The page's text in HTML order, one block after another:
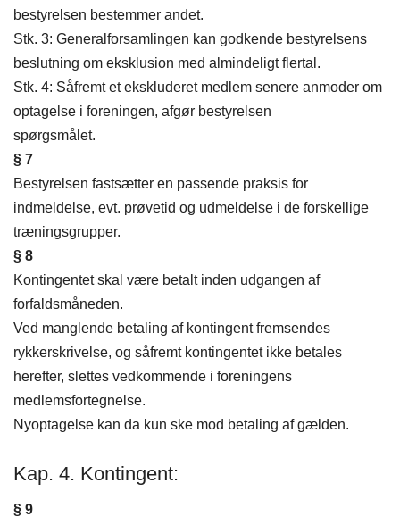
bestyrelsen bestemmer andet.
Stk. 3: Generalforsamlingen kan godkende bestyrelsens
beslutning om eksklusion med almindeligt flertal.
Stk. 4: Såfremt et ekskluderet medlem senere anmoder om
optagelse i foreningen, afgør bestyrelsen
spørgsmålet.
§ 7
Bestyrelsen fastsætter en passende praksis for
indmeldelse, evt. prøvetid og udmeldelse i de forskellige
træningsgrupper.
§ 8
Kontingentet skal være betalt inden udgangen af
forfaldsmåneden.
Ved manglende betaling af kontingent fremsendes
rykkerskrivelse, og såfremt kontingentet ikke betales
herefter, slettes vedkommende i foreningens
medlemsfortegnelse.
Nyoptagelse kan da kun ske mod betaling af gælden.
Kap. 4. Kontingent:
§ 9